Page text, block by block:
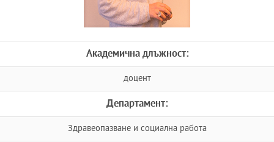
Академична длъжност:
доцент
Департамент:
Здравеопазване и социална работа